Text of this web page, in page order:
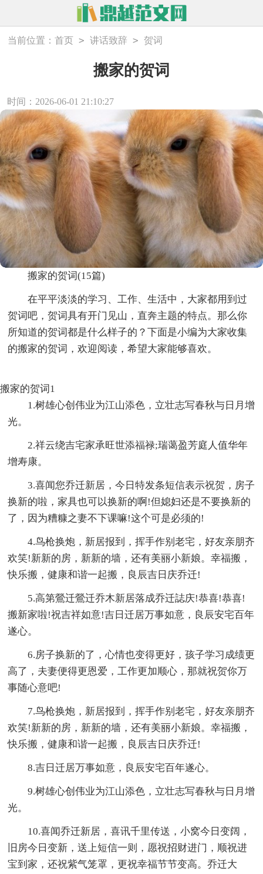
当前位置：首页 > 讲话致辞 > 贺词
搬家的贺词
时间：2026-06-01 21:10:27
搬家的贺词(15篇)
在平平淡淡的学习、工作、生活中，大家都用到过
贺词吧，贺词具有开门见山，直奔主题的特点。那么你
所知道的贺词都是什么样子的？下面是小编为大家收集
的搬家的贺词，欢迎阅读，希望大家能够喜欢。
搬家的贺词1
1.树雄心创伟业为江山添色，立壮志写春秋与日月增
光。
2.祥云绕吉宅家承旺世添福禄;瑞蔼盈芳庭人值华年
增寿康。
3.喜闻您乔迁新居，今日特发条短信表示祝贺，房子
换新的啦，家具也可以换新的啊!但媳妇还是不要换新的
了，因为糟糠之妻不下课嘛!这个可是必须的!
4.鸟枪换炮，新居报到，挥手作别老宅，好友亲朋齐
欢笑!新新的房，新新的墙，还有美丽小新娘。幸福搬，
快乐搬，健康和谐一起搬，良辰吉日庆乔迁!
5.高第鶯迁鶯迁乔木新居落成乔迁誌庆!恭喜!恭喜!
搬新家啦!祝吉祥如意!吉日迁居万事如意，良辰安宅百年
遂心。
6.房子换新的了，心情也变得更好，孩子学习成绩更
高了，夫妻便得更恩爱，工作更加顺心，那就祝贺你万
事随心意吧!
7.鸟枪换炮，新居报到，挥手作别老宅，好友亲朋齐
欢笑!新新的房，新新的墙，还有美丽小新娘。幸福搬，
快乐搬，健康和谐一起搬，良辰吉日庆乔迁!
8.吉日迁居万事如意，良辰安宅百年遂心。
9.树雄心创伟业为江山添色，立壮志写春秋与日月增
光。
10.喜闻乔迁新居，喜讯千里传送，小窝今日变阔，
旧房今日变新，送上短信一则，愿祝招财进门，顺祝进
宝到家，还祝紫气笼罩，更祝幸福节节变高。乔迁大